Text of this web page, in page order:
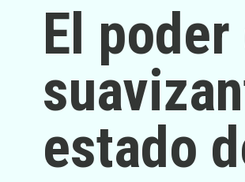
El
estado